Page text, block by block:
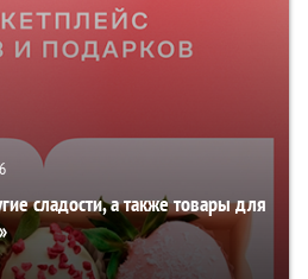
6
сладости, а также товары для